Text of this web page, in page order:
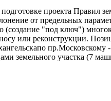
проекта Правил
от предельных
"под ключ")
или реконструкции.
пр.Московскому
земельного участка (7